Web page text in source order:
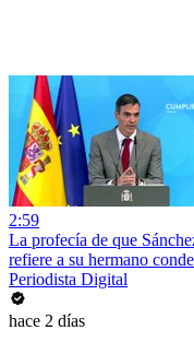
2:59
La profecía de que
refiere a su hermano
Periodista Digital
hace 2 días